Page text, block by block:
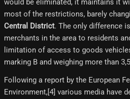
would be eliminated, it maintains it
most of the restrictions, barely
Central District. The only difference
merchants in the area to residents
limitation of access to goods
marking B and weighing more than
Following a report by the European
Environment,[4]​ various media have